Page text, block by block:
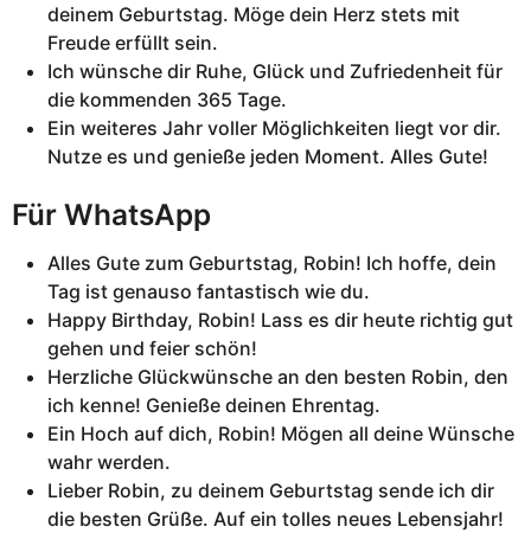
deinem Geburtstag. Möge dein Herz stets mit
Freude erfüllt sein.
Ich wünsche dir Ruhe, Glück und Zufriedenheit für
die kommenden 365 Tage.
Ein weiteres Jahr voller Möglichkeiten liegt vor dir.
Nutze es und genieße jeden Moment. Alles Gute!
Für WhatsApp
Alles Gute zum Geburtstag, Robin! Ich hoffe, dein
Tag ist genauso fantastisch wie du.
Happy Birthday, Robin! Lass es dir heute richtig gut
gehen und feier schön!
Herzliche Glückwünsche an den besten Robin, den
ich kenne! Genieße deinen Ehrentag.
Ein Hoch auf dich, Robin! Mögen all deine Wünsche
wahr werden.
Lieber Robin, zu deinem Geburtstag sende ich dir
die besten Grüße. Auf ein tolles neues Lebensjahr!